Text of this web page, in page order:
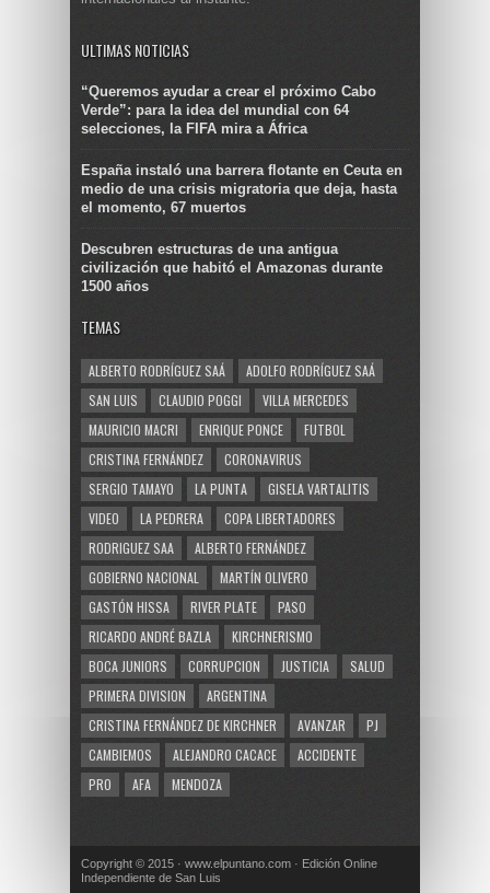
ULTIMAS NOTICIAS
“Queremos ayudar a crear el próximo Cabo
Verde”: para la idea del mundial con 64
selecciones, la FIFA mira a África
España instaló una barrera flotante en Ceuta en
medio de una crisis migratoria que deja, hasta
el momento, 67 muertos
Descubren estructuras de una antigua
civilización que habitó el Amazonas durante
1500 años
TEMAS
ALBERTO RODRÍGUEZ SAÁ
ADOLFO RODRÍGUEZ SAÁ
SAN LUIS
CLAUDIO POGGI
VILLA MERCEDES
MAURICIO MACRI
ENRIQUE PONCE
FUTBOL
CRISTINA FERNÁNDEZ
CORONAVIRUS
SERGIO TAMAYO
LA PUNTA
GISELA VARTALITIS
VIDEO
LA PEDRERA
COPA LIBERTADORES
RODRIGUEZ SAA
ALBERTO FERNÁNDEZ
GOBIERNO NACIONAL
MARTÍN OLIVERO
GASTÓN HISSA
RIVER PLATE
PASO
RICARDO ANDRÉ BAZLA
KIRCHNERISMO
BOCA JUNIORS
CORRUPCION JUSTICIA
SALUD
PRIMERA DIVISION
ARGENTINA
CRISTINA FERNÁNDEZ DE KIRCHNER
AVANZAR
PJ
CAMBIEMOS
ALEJANDRO CACACE
ACCIDENTE
PRO
AFA MENDOZA
Copyright © 2015 · www.elpuntano.com · Edición Online
Independiente de San Luis